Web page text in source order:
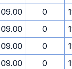
09.00 0
09.00 0
09.00 0
09.00 0